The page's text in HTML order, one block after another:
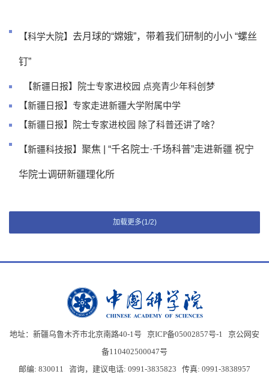
【科学大院】 去月球的“嫦娥”，带着我们研制的小小 “螺丝
钉”
【新疆日报】院士专家进校园 点亮青少年科创梦
【新疆日报】专家走进新疆大学附属中学
【新疆日报】院士专家进校园 除了科普还讲了啥？
【新疆科技报】 聚焦 | “千名院士·千场科普”走进新疆 祝宁
华院士调研新疆理化所
加载更多(1/2)
地址：新疆乌鲁木齐市北京南路40-1号 京ICP备05002857号-1 京公网安
备110402500047号
邮编: 830011 咨询，建议电话: 0991-3835823 传真: 0991-3838957